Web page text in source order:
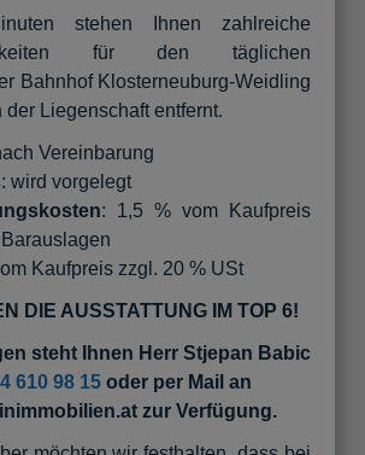
stehen Ihnen zahlreiche
für den täglichen
Bahnhof Klosterneuburg-Weidling
der Liegenschaft entfernt.
Vereinbarung
: wird vorgelegt
: 1,5 % vom Kaufpreis
Kaufpreis zzgl. 20 % USt
DIE AUSSTATTUNG IM TOP 6!
steht Ihnen Herr Stjepan Babic
610 98 15 oder per Mail an
zur Verfügung.